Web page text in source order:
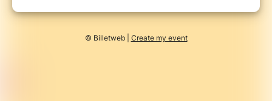
© Billetweb | Create my event